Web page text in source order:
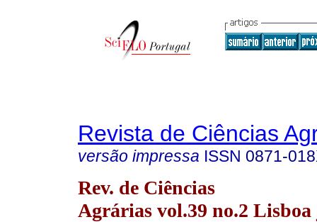
Revista de Ciências
versão impressa ISSN 0871-
Rev. de Ciências
Agrárias vol.39 no.2 Lisboa